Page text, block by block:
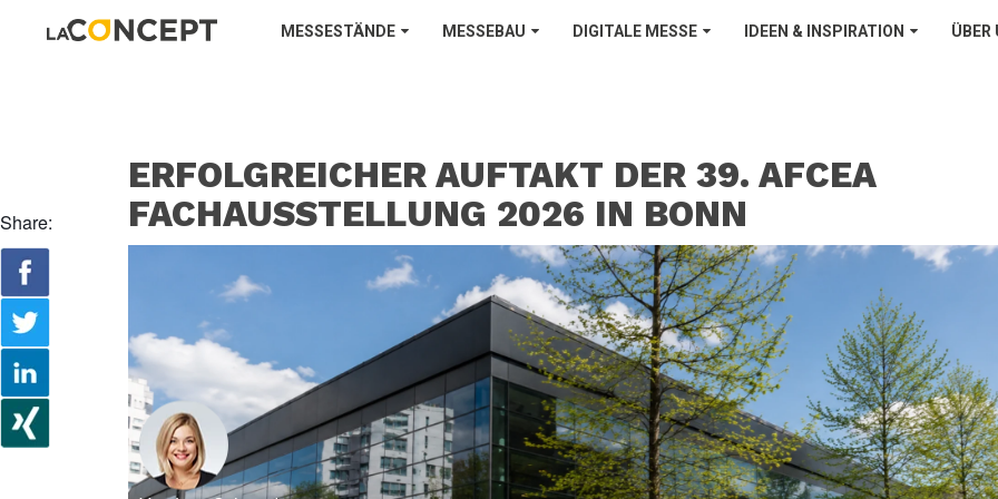
MESSESTÄNDE MESSEBAU DIGITALE MESSE IDEEN & INSPIRATION ÜBER
Share:
ERFOLGREICHER AUFTAKT DER 39. AFCEA
FACHAUSSTELLUNG 2026 IN BONN